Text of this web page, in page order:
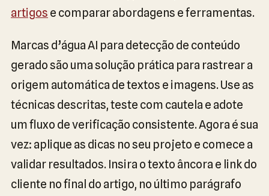
artigos e comparar abordagens e ferramentas.
Marcas d’água AI para detecção de conteúdo
gerado são uma solução prática para rastrear a
origem automática de textos e imagens. Use as
técnicas descritas, teste com cautela e adote
um fluxo de verificação consistente. Agora é sua
vez: aplique as dicas no seu projeto e comece a
validar resultados. Insira o texto âncora e link do
cliente no final do artigo, no último parágrafo